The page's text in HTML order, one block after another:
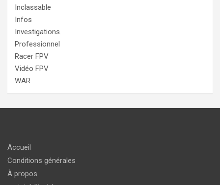
Inclassable
Infos
Investigations.
Professionnel
Racer FPV
Vidéo FPV
WAR
Accueil
Conditions générales
À propos